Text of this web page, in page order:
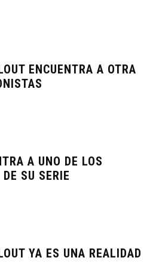
ENCUENTRA A OTRA
A UNO DE LOS
SU SERIE
YA ES UNA REALIDAD